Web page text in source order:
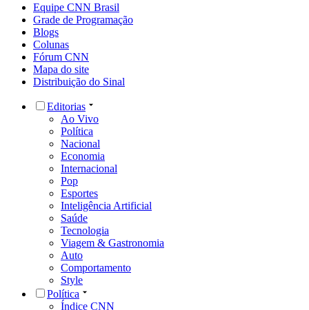
Equipe CNN Brasil
Grade de Programação
Blogs
Colunas
Fórum CNN
Mapa do site
Distribuição do Sinal
Editorias
Ao Vivo
Política
Nacional
Economia
Internacional
Pop
Esportes
Inteligência Artificial
Saúde
Tecnologia
Viagem & Gastronomia
Auto
Comportamento
Style
Política
Índice CNN